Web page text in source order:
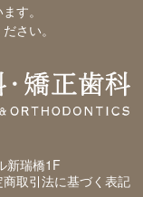
す。
さい。
新瑞橋1F
取引法に基づく表記